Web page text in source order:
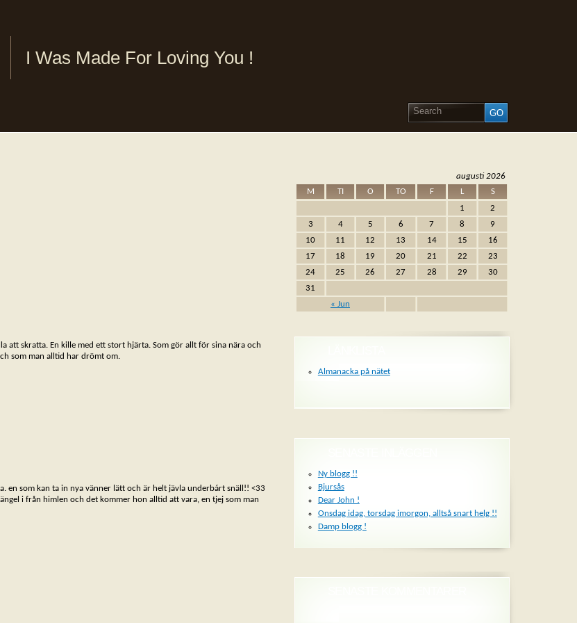
I Was Made For Loving You !
att skratta. En kille med ett stort hjärta. Som gör allt för sina nära och
som man alltid har drömt om.
en som kan ta in nya vänner lätt och är helt jävla underbárt snäll!! <33
i från himlen och det kommer hon alltid att vara, en tjej som man
augusti 2026
M
TI O TO F L S
« Jun
1
2
3
4 5 6 7 8
9
10
11 12 13 14 15
16
17
18 19 20 21 22
23
24
25 26 27 28 29
30
31
Almanacka på nätet
Ny blogg !!
Bjursås
Dear John !
Onsdag idag, torsdag imorgon, alltså snart helg !!
Damp blogg !